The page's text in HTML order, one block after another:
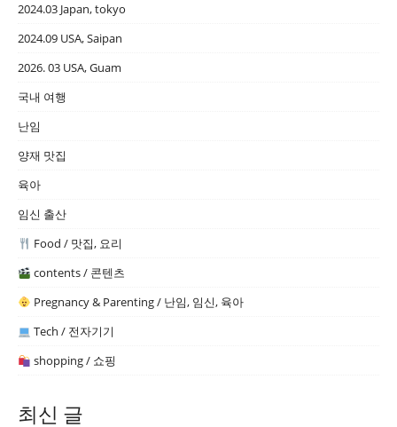
2024.03 Japan, tokyo
2024.09 USA, Saipan
2026. 03 USA, Guam
국내 여행
난임
양재 맛집
육아
임신 출산
Food / 맛집, 요리
contents / 콘텐츠
Pregnancy & Parenting / 난임, 임신, 육아
Tech / 전자기기
shopping / 쇼핑
최신 글